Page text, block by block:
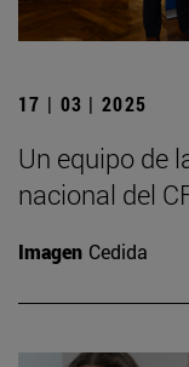
17 | 03 | 2025
Un equipo de
nacional del
Imagen Cedida